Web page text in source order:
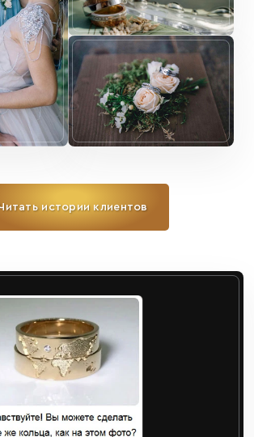
истории клиентов